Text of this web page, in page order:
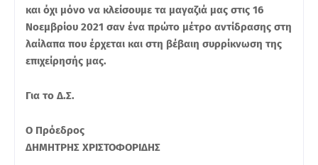
και όχι μόνο να κλείσουμε τα μαγαζιά μας στις 16
Νοεμβρίου 2021 σαν ένα πρώτο μέτρο αντίδρασης στη
λαίλαπα που έρχεται και στη βέβαιη συρρίκνωση της
επιχείρησής μας.
Για το Δ.Σ.
Ο Πρόεδρος
ΔΗΜΗΤΡΗΣ ΧΡΙΣΤΟΦΟΡΙΔΗΣ